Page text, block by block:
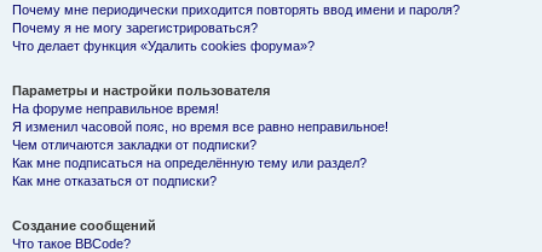
Почему мне периодически приходится повторять ввод имени и пароля?
Почему я не могу зарегистрироваться?
Что делает функция «Удалить cookies форума»?
Параметры и настройки пользователя
На форуме неправильное время!
Я изменил часовой пояс, но время все равно неправильное!
Чем отличаются закладки от подписки?
Как мне подписаться на определённую тему или раздел?
Как мне отказаться от подписки?
Создание сообщений
Что такое BBCode?